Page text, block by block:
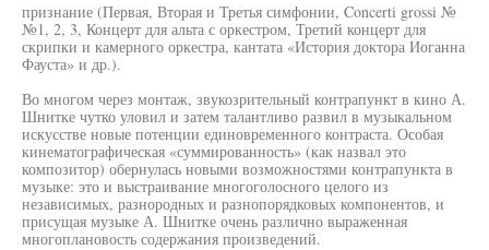
признание (Первая, Вторая и Третья симфонии, Concerti grossi №
№1, 2, 3, Концерт для альта с оркестром, Третий концерт для
скрипки и камерного оркестра, кантата «История доктора Иоганна
Фауста» и др.).
Во многом через монтаж, звукозрительный контрапункт в кино А.
Шнитке чутко уловил и затем талантливо развил в музыкальном
искусстве новые потенции единовременного контраста. Особая
кинематографическая «суммированность» (как назвал это
композитор) обернулась новыми возможностями контрапункта в
музыке: это и выстраивание многоголосного целого из
независимых, разнородных и разнопорядковых компонентов, и
присущая музыке А. Шнитке очень различно выраженная
многоплановость содержания произведений.